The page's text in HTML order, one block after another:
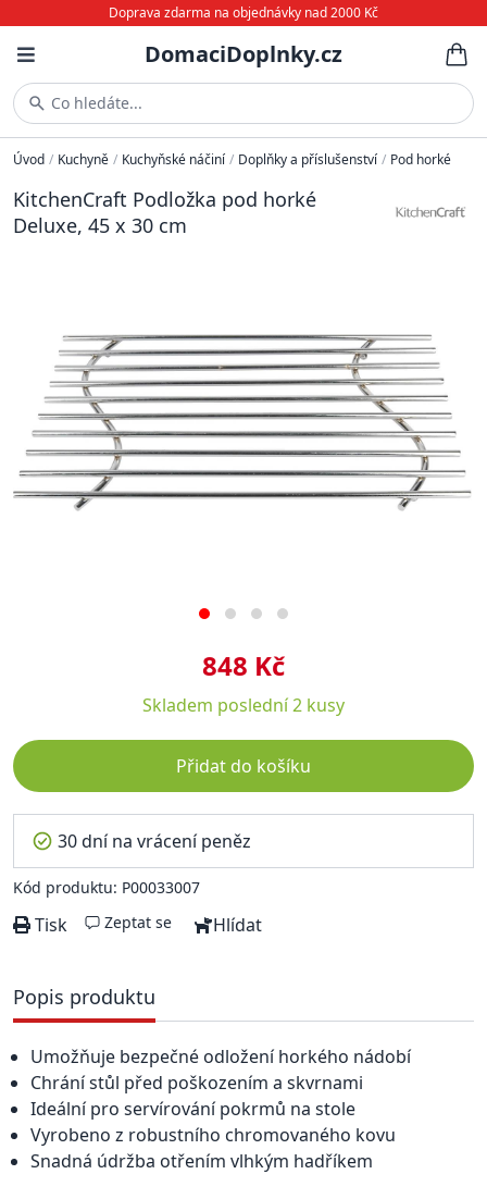
Doprava zdarma na objednávky nad 2000 Kč
DomaciDoplnky.cz
Co hledáte...
Úvod / Kuchyně / Kuchyňské náčiní / Doplňky a příslušenství / Pod horké
KitchenCraft Podložka pod horké
Deluxe, 45 x 30 cm
848 Kč
Skladem poslední 2 kusy
Přidat do košíku
30 dní na vrácení peněz
Kód produktu: P00033007
Tisk Zeptat se Hlídat
Popis produktu
Umožňuje bezpečné odložení horkého nádobí
Chrání stůl před poškozením a skvrnami
Ideální pro servírování pokrmů na stole
Vyrobeno z robustního chromovaného kovu
Snadná údržba otřením vlhkým hadříkem